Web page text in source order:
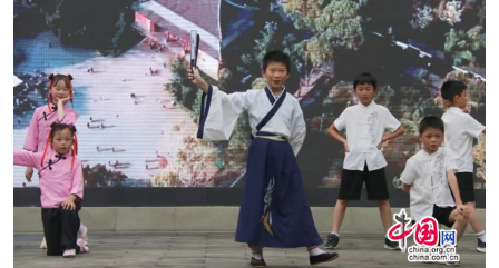
国情
国情 助残 一带一路
海洋 草原 湾区
联盟 心理 老年